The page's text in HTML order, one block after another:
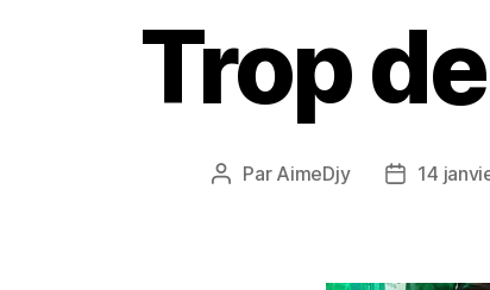
Trop
Auteur
Par AimeDjy
Date
14